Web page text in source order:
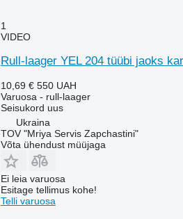
1
VIDEO
Rull-laager YEL 204 tüübi jaoks
10,69 € 550 UAH
Varuosa - rull-laager
Seisukord uus
Ukraina
TOV "Mriya Servis Zapchastini"
Võta ühendust müüjaga
Ei leia varuosa
Esitage tellimus kohe!
Telli varuosa